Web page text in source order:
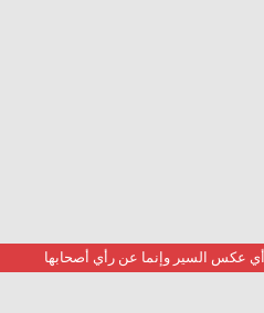
عكس السير وإنما عن رأي أصحابها